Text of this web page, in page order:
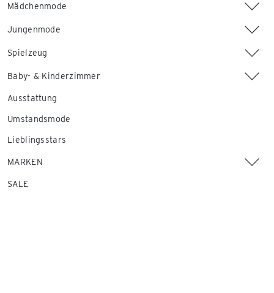
Mädchenmode
Jungenmode
Spielzeug
Baby- & Kinderzimmer
Ausstattung
Umstandsmode
Lieblingsstars
MARKEN
SALE